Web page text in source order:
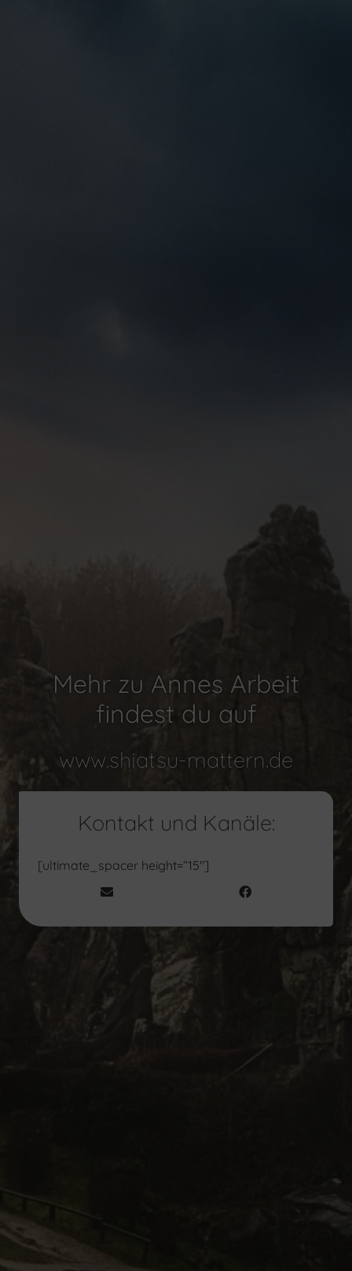
Mehr zu Annes Arbeit
findest du auf
www.shiatsu-mattern.de
Kontakt und Kanäle:
[ultimate_spacer height=“15″]